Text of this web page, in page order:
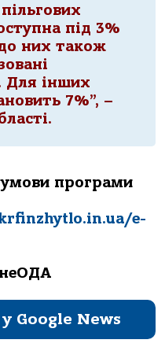
під 3%
них також
Для інших
7%”, –
умови програми
e-
Google News